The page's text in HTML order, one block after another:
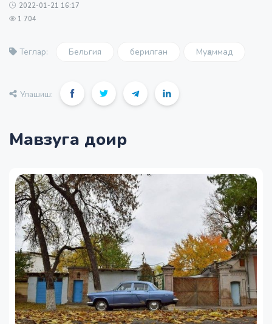
2022-01-21 16:17
1 704
Теглар: Бельгия берилган Муҳаммад
Улашиш:
Мавзуга доир